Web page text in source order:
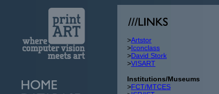
>Artstor
>Iconclass
>David Stork
>VISART
Institutions/Museums
>FCT/MTCES